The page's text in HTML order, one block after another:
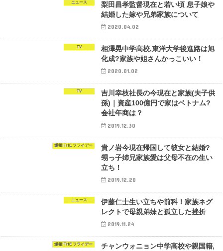
ニュース
梨田昌孝監督現在と若い頃 息子娘や
結婚した嫁や兄弟家族について
2020.04.02
TV
相澤晃中学高校,東洋大学後進路は旭
化成?家族や姐さんかっこいい！
2020.01.02
TV
吉川幸枝社長の今現在と家族(夫子供
孫)｜資産100億円で家はベトナム?
会社年商は？
2019.12.30
爆報!THE フライデー
貴ノ岩今現在帰国して彼女と結婚?
甥っ子姉兄家族愛は父母不在の生い
立ち！
2019.12.20
ニュース
伊藤仁士生い立ちや前科！家族ネグ
レクトで母親弟妹と孤立した挫折
2019.11.24
爆報!THE フライデー
チャンウォニョン中学高校や親国籍,